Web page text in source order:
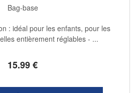
Bag-base
15.99€
: idéal pour les enfants, pour les
entièrement réglables - ...